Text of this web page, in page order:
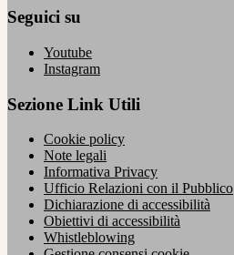
Seguici su
Youtube
Instagram
Sezione Link Utili
Cookie policy
Note legali
Informativa Privacy
Ufficio Relazioni con il Pubblico
Dichiarazione di accessibilità
Obiettivi di accessibilità
Whistleblowing